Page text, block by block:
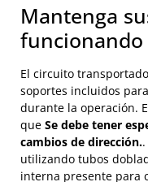
Mantenga
El circuito
soportes incluidos
durante la operación.
que Se debe tener
cambios de dirección.
utilizando tubos
interna presente para